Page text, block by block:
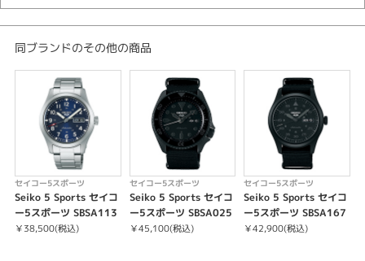
金属ベルト
自動巻き
10気圧防水
メンズ 腕時計
セイコー5スポーツ
メンズ
腕時計
セイコー5スポーツ
同ブランドのその他の商品
セイコー5スポーツ
Seiko 5 Sports セイコ
ー5スポーツ SBSA113
￥38,500(税込)
セイコー5スポーツ
Seiko 5 Sports セイコ
ー5スポーツ SBSA025
￥45,100(税込)
セイコー5スポーツ
Seiko 5 Sports セイコ
ー5スポーツ SBSA167
￥42,900(税込)